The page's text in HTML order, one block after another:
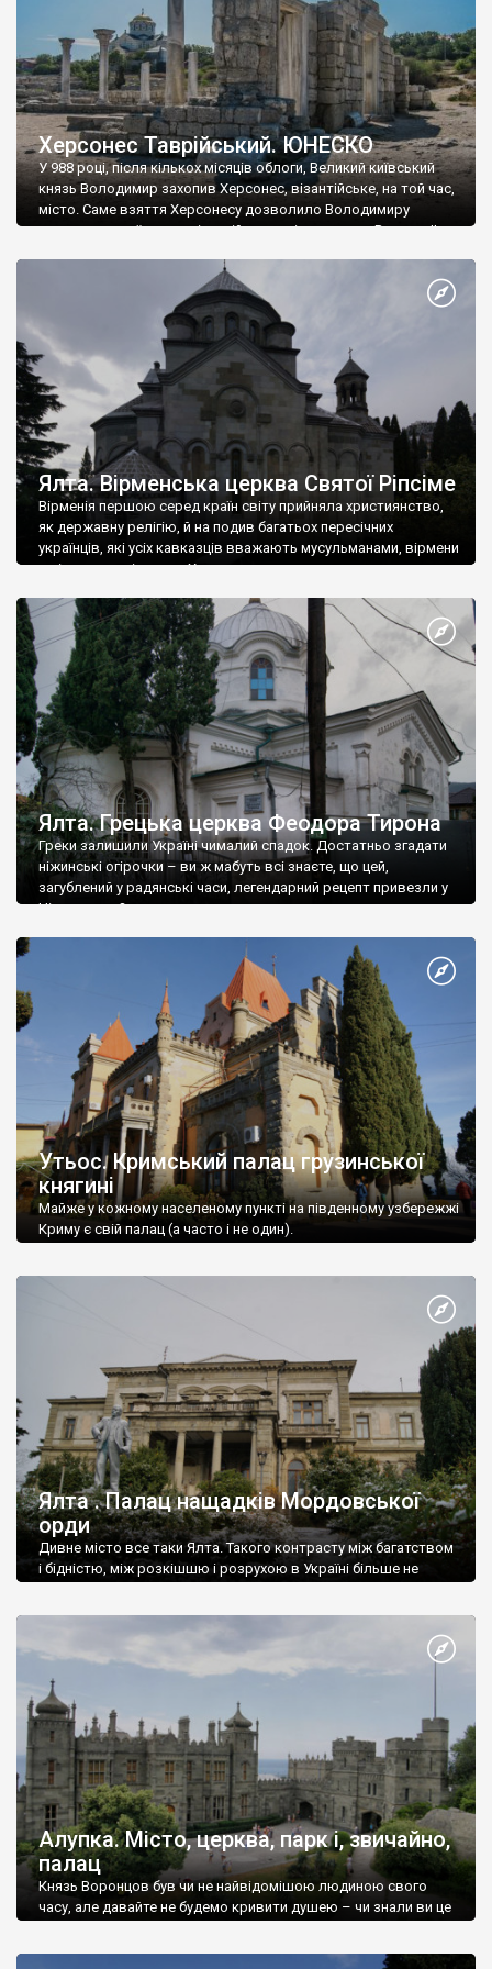
Херсонес Таврійський. ЮНЕСКО
У 988 році, після кількох місяців облоги, Великий київський
князь Володимир захопив Херсонес, візантійське, на той час,
місто. Саме взяття Херсонесу дозволило Володимиру
диктувати свої умови візантійському імператору Василю ІІ, та
Херсонесі Володимир-язичник, став Василем-християнином.
А потім було Хрещення Русі. На честь Херсонесу Таврійського
Ялта. Вірменська церква Святої Ріпсіме
Вірменія першою серед країн світу прийняла християнство,
як державну релігію, й на подив багатьох пересічних
українців, які усіх кавказців вважають мусульманами, вірмени
є відданими вірянами Христа
Ялта. Грецька церква Феодора Тирона
Греки залишили Україні чималий спадок. Достатньо згадати
ніжинські огірочки – ви ж мабуть всі знаєте, що цей,
загублений у радянські часи, легендарний рецепт привезли у
Ніжин греки?
Утьос. Кримський палац грузинської
княгині
Майже у кожному населеному пункті на південному узбережжі
Криму є свій палац (а часто і не один).
Ялта . Палац нащадків Мордовської
орди
Дивне місто все таки Ялта. Такого контрасту між багатством
і бідністю, між розкішшю і розрухою в Україні більше не
Алупка. Місто, церква, парк і, звичайно,
палац
Князь Воронцов був чи не найвідомішою людиною свого
часу, але давайте не будемо кривити душею – чи знали ви це